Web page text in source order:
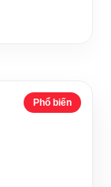
Phổ biến